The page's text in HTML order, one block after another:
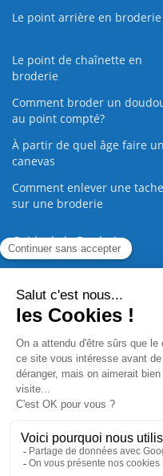
Le point arrière en broderie
Le point de chaînette en
broderie
Comment broder un
au point compté?
À partir de quel âge faire un
canevas
Comment enlever une tache
sur une broderie
Guide de la Broderie
Paiement
2008 - 2026 ©